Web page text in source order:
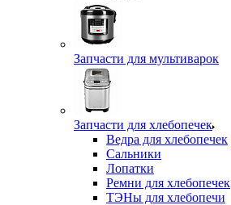
Запчасти для мультиварок
Запчасти для хлебопечек
Ведра для хлебопечек
Сальники
Лопатки
Ремни для хлебопечек
ТЭНы для хлебопечи